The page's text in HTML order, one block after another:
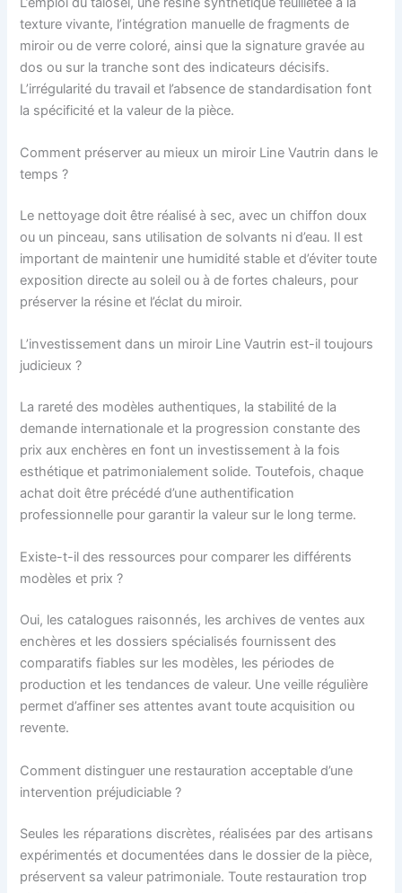
texture vivante, l’intégration manuelle de fragments de
miroir ou de verre coloré, ainsi que la signature gravée au
dos ou sur la tranche sont des indicateurs décisifs.
L’irrégularité du travail et l’absence de standardisation font
la spécificité et la valeur de la pièce.
Comment préserver au mieux un miroir Line Vautrin dans le
temps ?
Le nettoyage doit être réalisé à sec, avec un chiffon doux
ou un pinceau, sans utilisation de solvants ni d’eau. Il est
important de maintenir une humidité stable et d’éviter toute
exposition directe au soleil ou à de fortes chaleurs, pour
préserver la résine et l’éclat du miroir.
L’investissement dans un miroir Line Vautrin est-il toujours
judicieux ?
La rareté des modèles authentiques, la stabilité de la
demande internationale et la progression constante des
prix aux enchères en font un investissement à la fois
esthétique et patrimonialement solide. Toutefois, chaque
achat doit être précédé d’une authentification
professionnelle pour garantir la valeur sur le long terme.
Existe-t-il des ressources pour comparer les différents
modèles et prix ?
Oui, les catalogues raisonnés, les archives de ventes aux
enchères et les dossiers spécialisés fournissent des
comparatifs fiables sur les modèles, les périodes de
production et les tendances de valeur. Une veille régulière
permet d’affiner ses attentes avant toute acquisition ou
revente.
Comment distinguer une restauration acceptable d’une
intervention préjudiciable ?
Seules les réparations discrètes, réalisées par des artisans
expérimentés et documentées dans le dossier de la pièce,
préservent sa valeur patrimoniale. Toute restauration trop